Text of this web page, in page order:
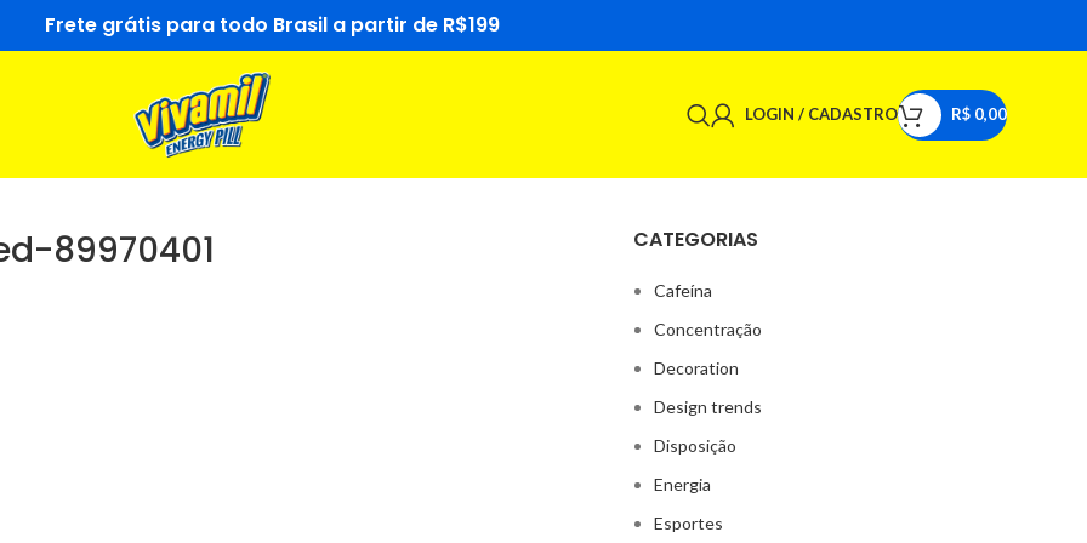
Frete grátis para todo Brasil a partir de R$199
LOGIN / CADASTRO R$ 0,00
89970401 CATEGORIAS
Cafeína
Concentração
Decoration
Design trends
Disposição
Energia
Esportes